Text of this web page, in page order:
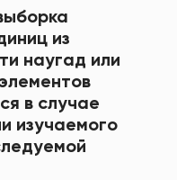
из
наугад или
в случае
изучаемого